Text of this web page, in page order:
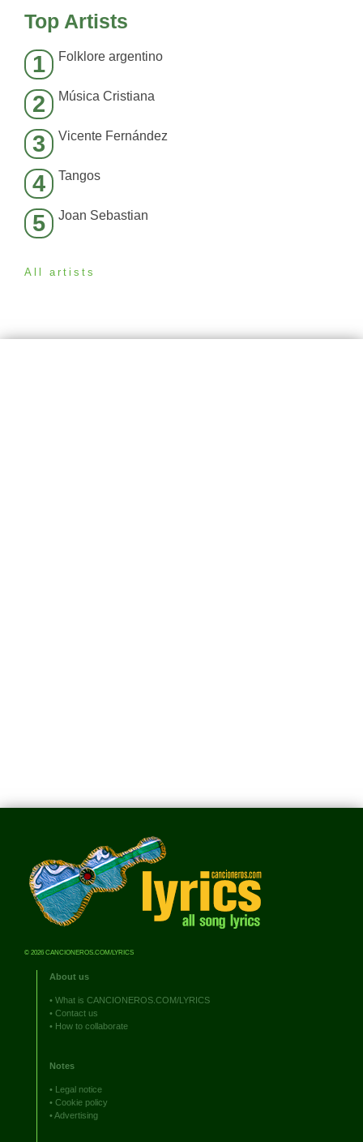
Top Artists
1 Folklore argentino
2 Música Cristiana
3 Vicente Fernández
4 Tangos
5 Joan Sebastian
All artists
© 2026 CANCIONEROS.COM/LYRICS
About us
• What is CANCIONEROS.COM/LYRICS
• Contact us
• How to collaborate
Notes
• Legal notice
• Cookie policy
•Advertising